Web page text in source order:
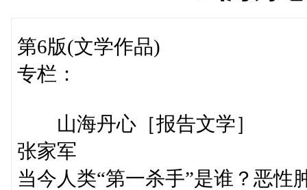
第6版(文学作品)
专栏：
山海丹心［报告文学］
张家军
当今人类“第一杀手”是谁？恶